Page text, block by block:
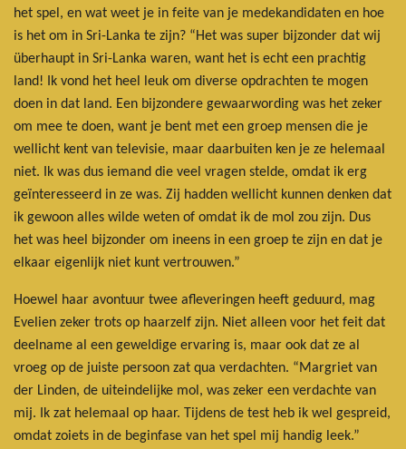
het spel, en wat weet je in feite van je medekandidaten en hoe
is het om in Sri-Lanka te zijn? “Het was super bijzonder dat wij
überhaupt in Sri-Lanka waren, want het is echt een prachtig
land! Ik vond het heel leuk om diverse opdrachten te mogen
doen in dat land. Een bijzondere gewaarwording was het zeker
om mee te doen, want je bent met een groep mensen die je
wellicht kent van televisie, maar daarbuiten ken je ze helemaal
niet. Ik was dus iemand die veel vragen stelde, omdat ik erg
geïnteresseerd in ze was. Zij hadden wellicht kunnen denken dat
ik gewoon alles wilde weten of omdat ik de mol zou zijn. Dus
het was heel bijzonder om ineens in een groep te zijn en dat je
elkaar eigenlijk niet kunt vertrouwen.”
Hoewel haar avontuur twee afleveringen heeft geduurd, mag
Evelien zeker trots op haarzelf zijn. Niet alleen voor het feit dat
deelname al een geweldige ervaring is, maar ook dat ze al
vroeg op de juiste persoon zat qua verdachten. “Margriet van
der Linden, de uiteindelijke mol, was zeker een verdachte van
mij. Ik zat helemaal op haar. Tijdens de test heb ik wel gespreid,
omdat zoiets in de beginfase van het spel mij handig leek.”